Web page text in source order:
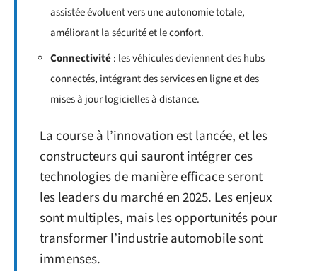
assistée évoluent vers une autonomie totale,
améliorant la sécurité et le confort.
Connectivité: les véhicules deviennent des hubs
connectés, intégrant des services en ligne et des
mises à jour logicielles à distance.
La course à l’innovation est lancée, et les
constructeurs qui sauront intégrer ces
technologies de manière efficace seront
les leaders du marché en 2025. Les enjeux
sont multiples, mais les opportunités pour
transformer l’industrie automobile sont
immenses.